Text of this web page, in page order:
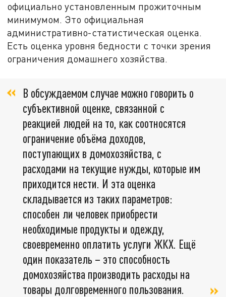
официально установленным прожиточным
минимумом. Это официальная
административно-статистическая оценка.
Есть оценка уровня бедности с точки зрения
ограничения домашнего хозяйства.
В обсуждаемом случае можно говорить о
субъективной оценке, связанной с
реакцией людей на то, как соотносятся
ограничение объёма доходов,
поступающих в домохозяйства, с
расходами на текущие нужды, которые им
приходится нести. И эта оценка
складывается из таких параметров:
способен ли человек приобрести
необходимые продукты и одежду,
своевременно оплатить услуги ЖКХ. Ещё
один показатель – это способность
домохозяйства производить расходы на
товары долговременного пользования.